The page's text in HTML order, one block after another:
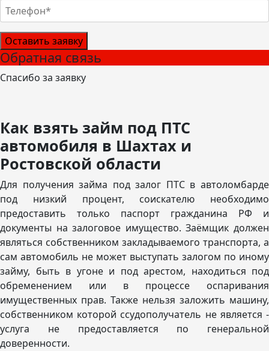
Оставить заявку
Обратная связь
Спасибо за заявку
Как взять займ под ПТС
автомобиля в Шахтах и
Ростовской области
Для получения займа под залог ПТС в автоломбарде
под низкий процент, соискателю необходимо
предоставить только паспорт гражданина РФ и
документы на залоговое имущество. Заёмщик должен
являться собственником закладываемого транспорта, а
сам автомобиль не может выступать залогом по иному
займу, быть в угоне и под арестом, находиться под
обременением или в процессе оспаривания
имущественных прав. Также нельзя заложить машину,
собственником которой ссудополучатель не является -
услуга не предоставляется по генеральной
доверенности.